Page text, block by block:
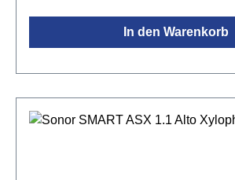
In den Warenkorb